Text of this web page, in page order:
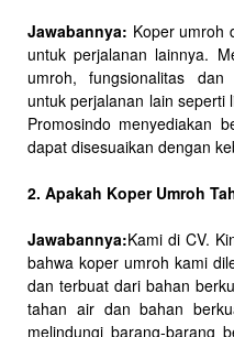
Jawabannya: Koper umroh
untuk perjalanan lainnya.
umroh, fungsionalitas
untuk perjalanan lain seperti
Promosindo menyediakan
dapat disesuaikan dengan
2. Apakah Koper Umroh
Jawabannya:Kami di CV.
bahwa koper umroh kami
dan terbuat dari bahan
tahan air dan bahan
melindungi barang-barang